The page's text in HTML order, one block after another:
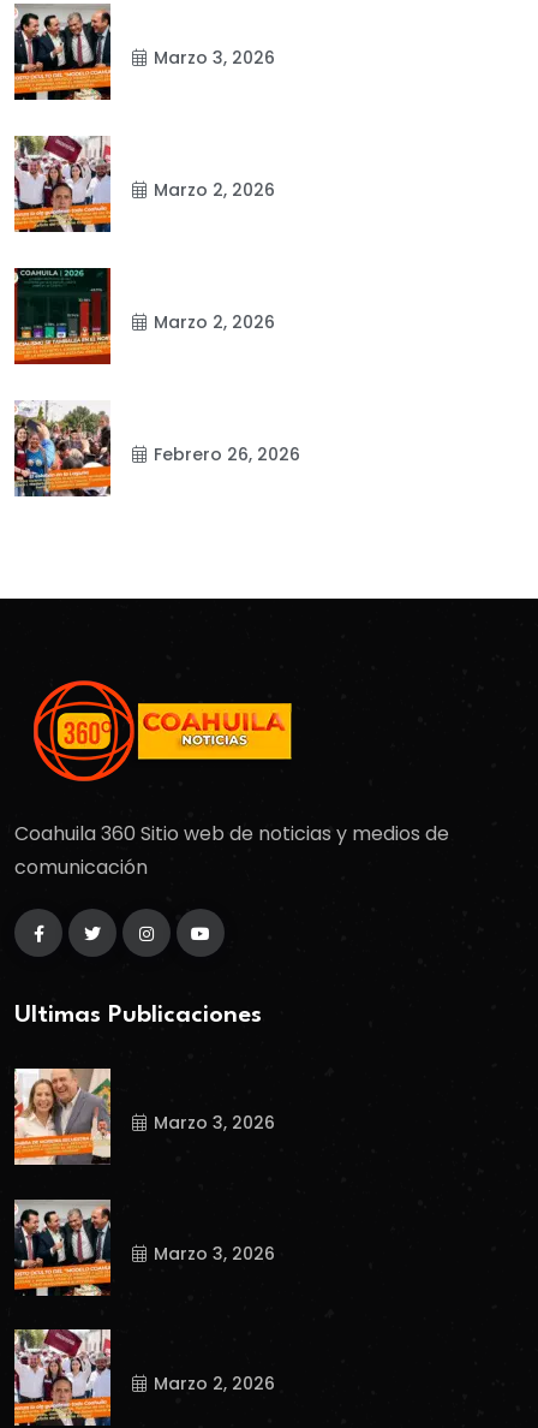
Marzo 3, 2026
Marzo 2, 2026
Marzo 2, 2026
Febrero 26, 2026
Coahuila 360 Sitio web de noticias y medios de
comunicación
Ultimas Publicaciones
Marzo 3, 2026
Marzo 3, 2026
Marzo 2, 2026